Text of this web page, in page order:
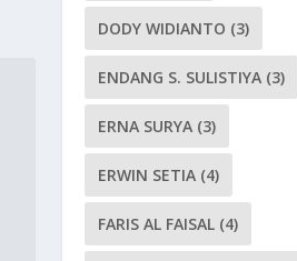
DODY WIDIANTO (3)
ENDANG S. SULISTIYA (3)
ERNA SURYA (3)
ERWIN SETIA (4)
FARIS AL FAISAL (4)